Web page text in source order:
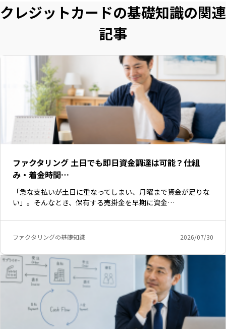
クレジットカードの基礎知識の関連
記事
ファクタリング 土日でも即日資金調達は可能？仕組
み・着金時間…
「急な支払いが土日に重なってしまい、月曜まで資金が足りな
い」。そんなとき、保有する売掛金を早期に資金…
ファクタリングの基礎知識 2026/07/30